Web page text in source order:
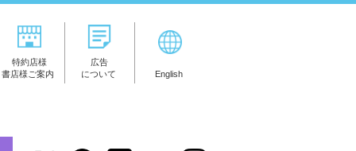
特約店様
書店様ご案内
広告
について
English